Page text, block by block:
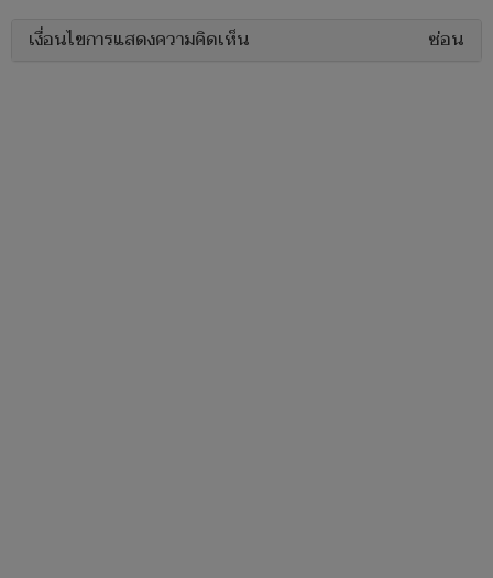
เงื่อนไขการแสดงความคิดเห็น ซ่อน